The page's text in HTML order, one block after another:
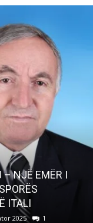
– NJË EMËR I
ITALI
2025 1